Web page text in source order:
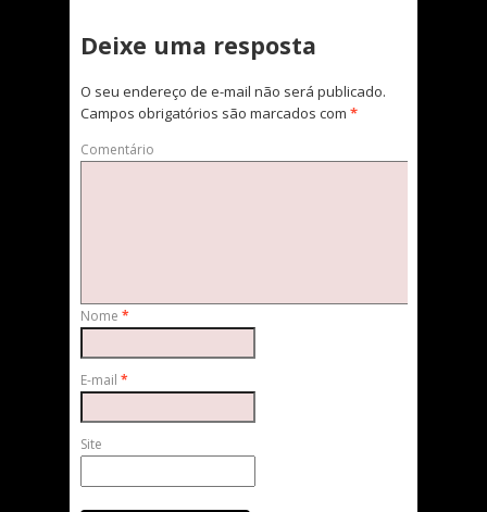
Deixe uma resposta
O seu endereço de e-mail não será publicado.
Campos obrigatórios são marcados com *
Comentário
Nome *
E-mail *
Site